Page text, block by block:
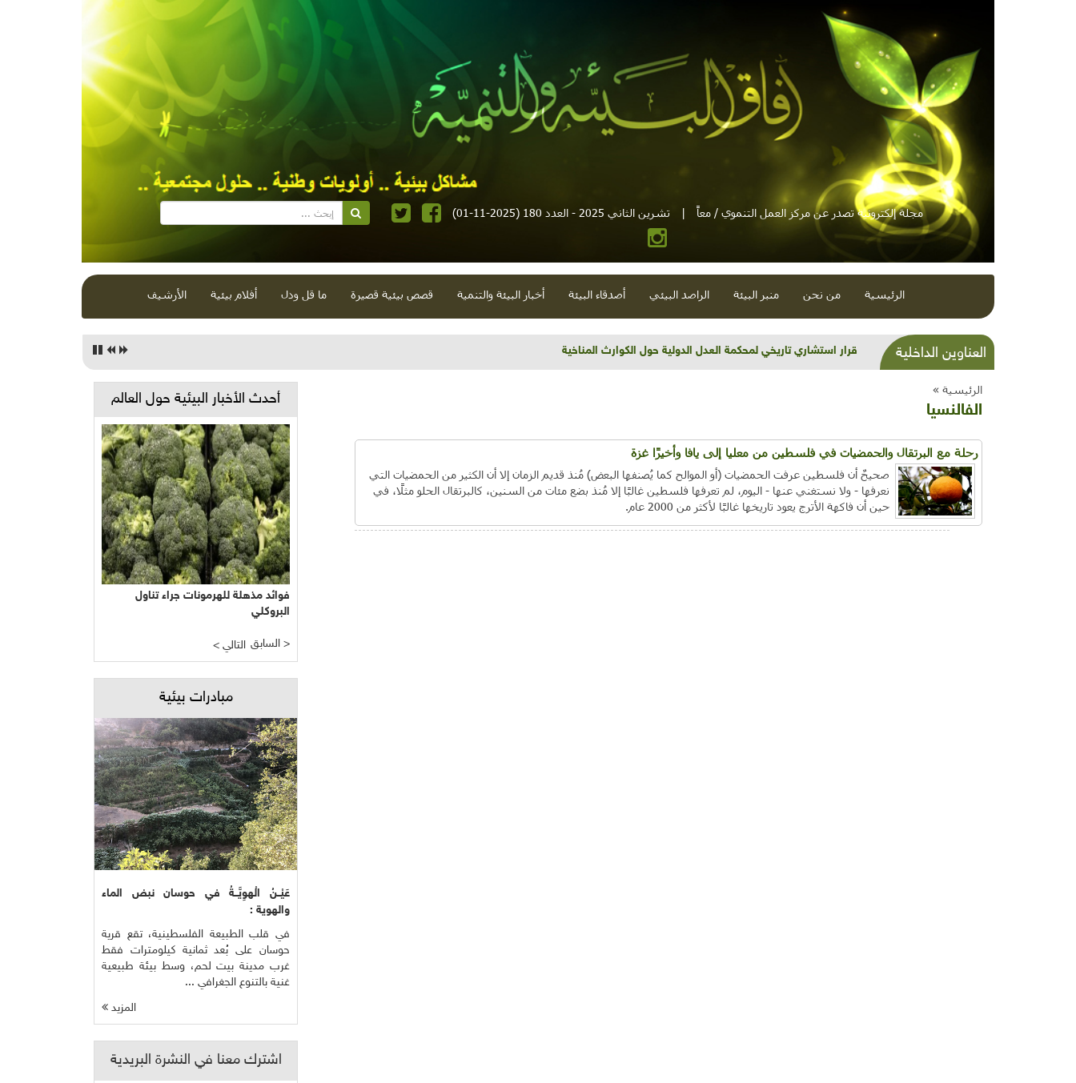
مجلة إلكترونية تصدر عن مركز العمل التنموي / معاً | تشرين الثاني 2025 - العدد 180 (2025-11-01)
الرئيسية من نحن منبر البيئة الراصد البيئي أصدقاء البيئة أخبار البيئة والتنمية قصص بيئية قصيرة ما قل ودل أفلام بيئية الأرشيف
العناوين الداخلية شذرات بيئية وتنموية...بنية تحتية وحلويات قبيحة وحاكورة ونوبل وزيتون و"سيباط"
الرئيسية »
الفالنسيا
رحلة مع البرتقال والحمضيات في فلسطين من معليا إلى يافا وأخيرًا غزة
صحيحٌ أن فلسطين عرفت الحمضيات (أو الموالح كما يُصنفها البعض) مُنذ قديم الزمان إلا أن الكثير من الحمضيات التي
نعرفها - ولا نستغني عنها - اليوم، لم تعرفها فلسطين غالبًا إلا مُنذ بضع مئات من السنين، كالبرتقال الحلو مثلًا، في
حين أن فاكهة الأترج يعود تاريخها غالبًا لأكثر من 2000 عام.
أحدث الأخبار البيئية حول العالم
فوائد مذهلة للهرمونات جراء تناول
البروكلي
< التالي السابق >
مبادرات بيئية
عَيْــنُ الْهوِيَّــةُ في حوسان نبض الماء
والهوية :
في قلب الطبيعة الفلسطينية، تقع قرية
حوسان على بُعد ثمانية كيلومترات فقط
غرب مدينة بيت لحم، وسط بيئة طبيعية
غنية بالتنوع الجغرافي ...
المزيد
اشترك معنا في النشرة البريدية